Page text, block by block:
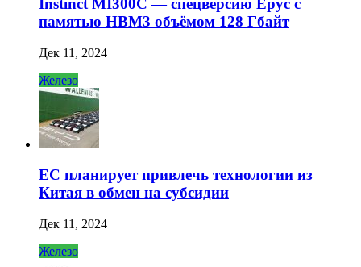
Instinct MI300C — спецверсию Epyc с
памятью HBM3 объёмом 128 Гбайт
Дек 11, 2024
Железо
ЕС планирует привлечь технологии из
Китая в обмен на субсидии
Дек 11, 2024
Железо